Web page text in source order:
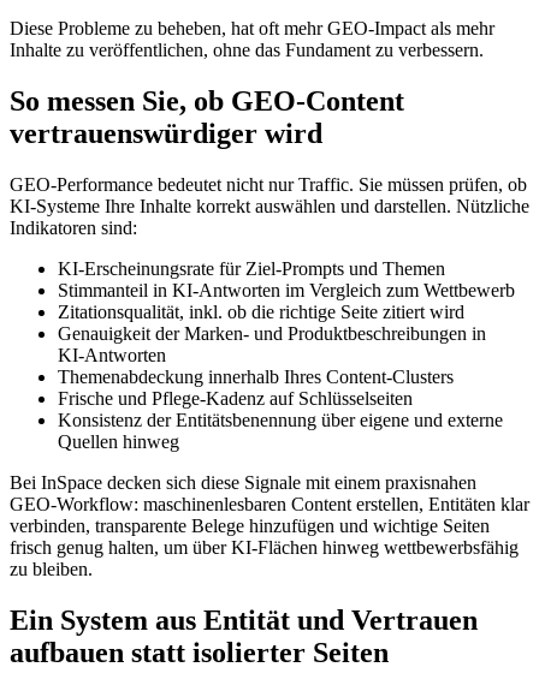
Diese Probleme zu beheben, hat oft mehr GEO‑Impact als mehr
Inhalte zu veröffentlichen, ohne das Fundament zu verbessern.
So messen Sie, ob GEO‑Content
vertrauenswürdiger wird
GEO‑Performance bedeutet nicht nur Traffic. Sie müssen prüfen, ob
KI‑Systeme Ihre Inhalte korrekt auswählen und darstellen. Nützliche
Indikatoren sind:
KI‑Erscheinungsrate für Ziel‑Prompts und Themen
Stimmanteil in KI‑Antworten im Vergleich zum Wettbewerb
Zitationsqualität, inkl. ob die richtige Seite zitiert wird
Genauigkeit der Marken‑ und Produktbeschreibungen in
KI‑Antworten
Themenabdeckung innerhalb Ihres Content‑Clusters
Frische und Pflege‑Kadenz auf Schlüsselseiten
Konsistenz der Entitätsbenennung über eigene und externe
Quellen hinweg
Bei InSpace decken sich diese Signale mit einem praxisnahen
GEO‑Workflow: maschinenlesbaren Content erstellen, Entitäten klar
verbinden, transparente Belege hinzufügen und wichtige Seiten
frisch genug halten, um über KI‑Flächen hinweg wettbewerbsfähig
zu bleiben.
Ein System aus Entität und Vertrauen
aufbauen statt isolierter Seiten